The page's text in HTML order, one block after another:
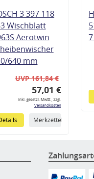
3 397 118
Wischblatt
Aerotwin
640 mm
UVP 161,84 €
57,01 €
inkl. gesetzl. MwSt., zzgl.
Versandkosten
Merkzettel